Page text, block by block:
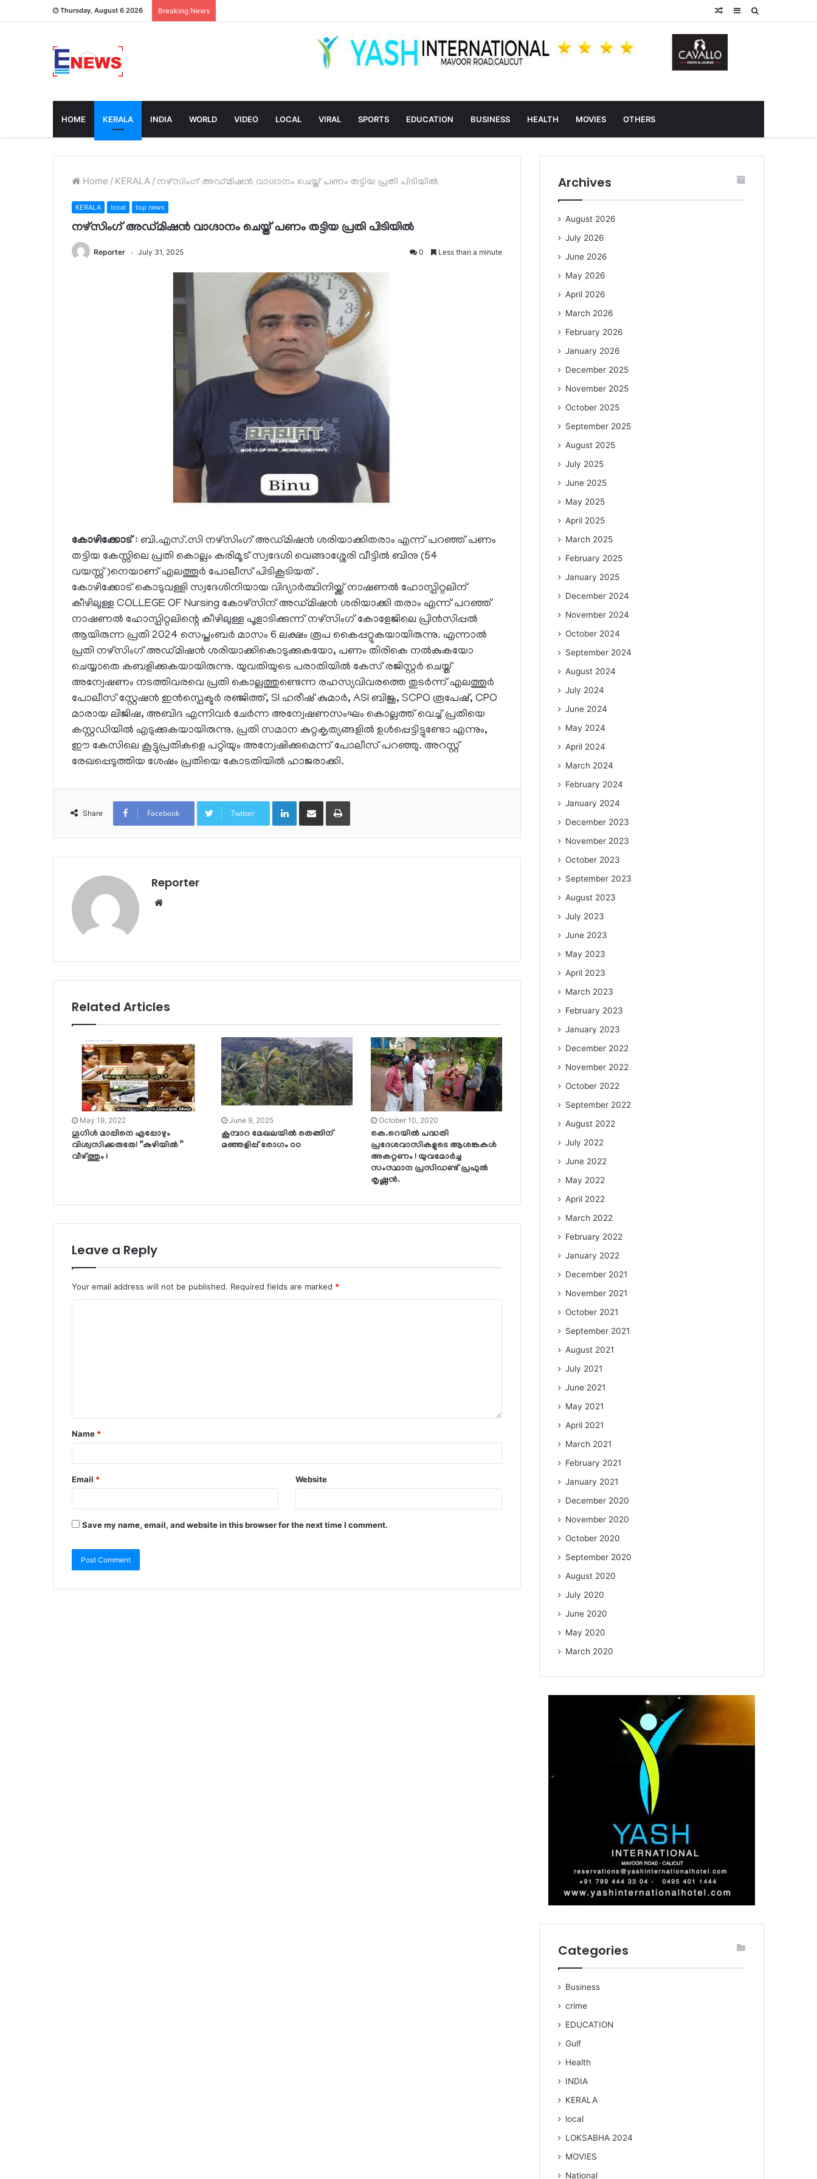
Thursday, August 6 2026 Breaking News Sidebar
Random
HOME KERALA INDIA WORLD VIDEO LOCAL VIRAL SPORTS EDUCATION BUSINESS HEALTH MOVIES OTHERS
Home / KERALA / നഴ്സിംഗ് അഡ്മിഷൻ വാഗ്ദാനം ചെയ്ത് പണം തട്ടിയ പ്രതി പിടിയിൽ
KERALA local top news
നഴ്സിംഗ് അഡ്മിഷൻ വാഗ്ദാനം ചെയ്ത് പണം തട്ടിയ പ്രതി പിടിയിൽ
Reporter July 31, 2025 0 Less than a minute
കോഴിക്കോട്: ബി.എസ്.സി നഴ്സിംഗ് അഡ്മിഷൻ ശരിയാക്കിതരാം എന്ന് പറഞ്ഞ് പണം
തട്ടിയ കേസ്സിലെ പ്രതി കൊല്ലം കരിമൂട് സ്വദേശി വെങ്ങാശ്ശേരി വീട്ടിൽ ബിനു (54
വയസ്സ്)നെയാണ് എലത്തൂർ പോലീസ് പിടികൂടിയത് .
കോഴിക്കോട് കൊടുവള്ളി സ്വദേശിനിയായ വിദ്യാർത്ഥിനിയ്ക്ക് നാഷണൽ ഹോസ്പിറ്റലിന്
കീഴിലുള്ള COLLEGE OF Nursing കോഴ്സിന് അഡ്മിഷൻ ശരിയാക്കി തരാം എന്ന് പറഞ്ഞ്
നാഷണൽ ഹോസ്പിറ്റലിന്റെ കീഴിലുള്ള പൂളാടിക്കുന്ന് നഴ്സിംഗ് കോളേജിലെ പ്രിൻസിപ്പൽ
ആയിരുന്ന പ്രതി 2024 സെപ്തംബർ മാസം 6 ലക്ഷം രൂപ കൈപ്പറ്റുകയായിരുന്നു. എന്നാൽ
പ്രതി നഴ്സിംഗ് അഡ്മിഷൻ ശരിയാക്കികൊടുക്കുകയോ, പണം തിരികെ നൽകുകയോ
ചെയ്യാതെ കബളിക്കുകയായിരുന്നു. യുവതിയുടെ പരാതിയിൽ കേസ് രജിസ്റ്റർ ചെയ്ത്
അന്വേഷണം നടത്തിവരവെ പ്രതി കൊല്ലത്തുണ്ടെന്ന രഹസ്യവിവരത്തെ തുടർന്ന് എലത്തൂർ
പോലീസ് സ്റ്റേഷൻ ഇൻസ്പെക്ടർ രഞ്ജിത്ത്, SI ഹരീഷ് കുമാർ, ASI ബിജു, SCPO രൂപേഷ്, CPO
മാരായ ലിജിഷ, അബിദ എന്നിവർ ചേർന്ന അന്വേഷണസംഘം കൊല്ലത്ത് വെച്ച് പ്രതിയെ
കസ്റ്റഡിയിൽ എടുക്കുകയായിരുന്നു. പ്രതി സമാന കുറ്റകൃത്യങ്ങളിൽ ഉൾപ്പെട്ടിട്ടുണ്ടോ എന്നും,
ഈ കേസിലെ കൂട്ടുപ്രതികളെ പറ്റിയും അന്വേഷിക്കുമെന്ന് പോലീസ് പറഞ്ഞു. അറസ്റ്റ്
രേഖപ്പെടുത്തിയ ശേഷം പ്രതിയെ കോടതിയിൽ ഹാജരാക്കി.
Share Facebook Twitter
LinkedInShare via Email Print
Reporter
Website
Related Articles
May 19, 2022
ഗൂഗിൾ മാപ്പിനെ എപ്പോഴും
വിശ്വസിക്കരുതേ! “കുഴിയിൽ ”
വീഴ്ത്തും i
June 9, 2025
കൂമ്പാറ മേഖലയിൽ തെങ്ങിന്
മഞ്ഞളിപ്പ് രോഗം oo
October 10, 2020
കെ.റെയിൽ പദ്ധതി
പ്രദേശവാസികളുടെ ആശങ്കകൾ
അകറ്റണം ! യുവമോർച്ച
സംസ്ഥാന പ്രസിഡണ്ട് പ്രഫുൽ
കൃഷ്ണൻ.
Leave a Reply
Your email address will not be published. Required fields are marked *
Name *
Email * Website
Save my name, email, and website in this browser for the next time I comment.
Archives
August 2026
July 2026
June 2026
May 2026
April 2026
March 2026
February 2026
January 2026
December 2025
November 2025
October 2025
September 2025
August 2025
July 2025
June 2025
May 2025
April 2025
March 2025
February 2025
January 2025
December 2024
November 2024
October 2024
September 2024
August 2024
July 2024
June 2024
May 2024
April 2024
March 2024
February 2024
January 2024
December 2023
November 2023
October 2023
September 2023
August 2023
July 2023
June 2023
May 2023
April 2023
March 2023
February 2023
January 2023
December 2022
November 2022
October 2022
September 2022
August 2022
July 2022
June 2022
May 2022
April 2022
March 2022
February 2022
January 2022
December 2021
November 2021
October 2021
September 2021
August 2021
July 2021
June 2021
May 2021
April 2021
March 2021
February 2021
January 2021
December 2020
November 2020
October 2020
September 2020
August 2020
July 2020
June 2020
May 2020
March 2020
Categories
Business
crime
EDUCATION
Gulf
Health
INDIA
KERALA
local
LOKSABHA 2024
MOVIES
National